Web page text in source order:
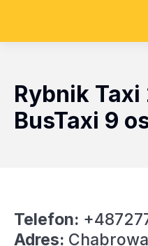
Rybnik
BusTaxi 9
Telefon:
Adres: